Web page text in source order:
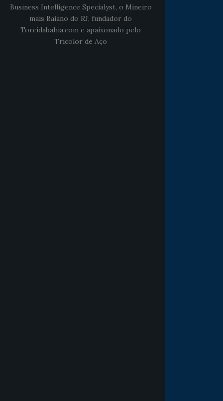
Business Intelligence Specialyst, o Mineiro
mais Baiano do RJ, fundador do
Torcidabahia.com e apaixonado pelo
Tricolor de Aço